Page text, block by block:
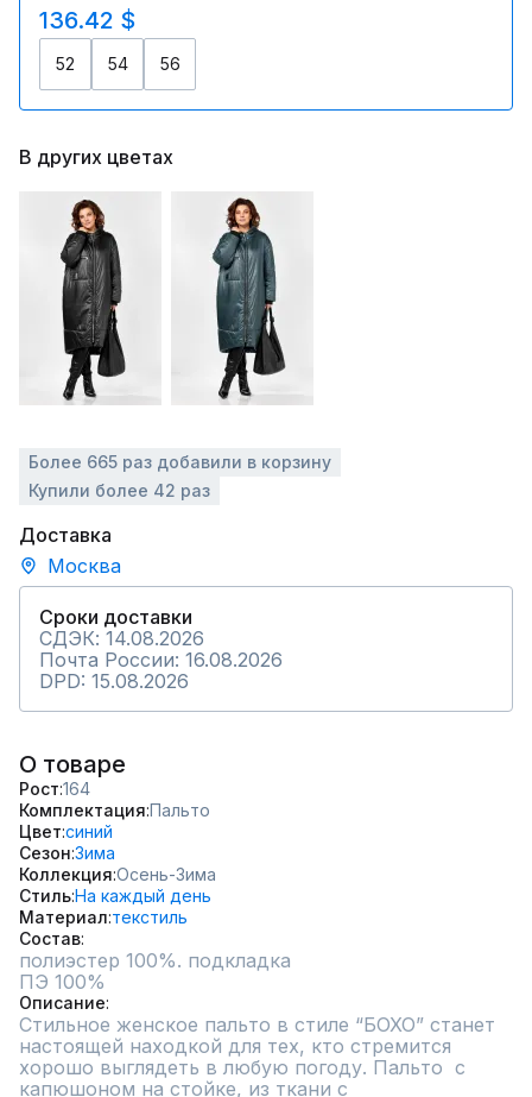
136.42 $
52 54 56
В других цветах
Более 665 раз добавили в корзину
Купили более 42 раз
Доставка
Москва
Сроки доставки
СДЭК: 14.08.2026
Почта России: 16.08.2026
DPD: 15.08.2026
О товаре
Рост 164
Комплектация Пальто
Цвет синий
Сезон Зима
Коллекция Осень-Зима
СтильНа каждый день
Материал текстиль
Состав
полиэстер 100%. подкладка
ПЭ 100%
Описание
Стильное женское пальто в стиле “БОХО” станет
настоящей находкой для тех, кто стремится
хорошо выглядеть в любую погоду. Пальто  с
капюшоном на стойке, из ткани с